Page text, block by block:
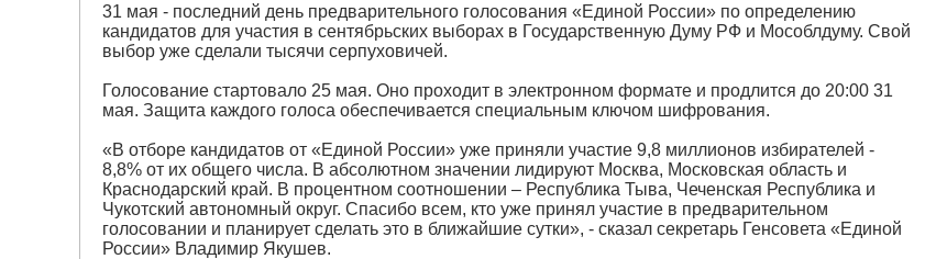
31 мая - последний день предварительного голосования «Единой России» по определению
кандидатов для участия в сентябрьских выборах в Государственную Думу РФ и Мособлдуму. Свой
выбор уже сделали тысячи серпуховичей.
Голосование стартовало 25 мая. Оно проходит в электронном формате и продлится до 20:00 31
мая. Защита каждого голоса обеспечивается специальным ключом шифрования.
«В отборе кандидатов от «Единой России» уже приняли участие 9,8 миллионов избирателей -
8,8% от их общего числа. В абсолютном значении лидируют Москва, Московская область и
Краснодарский край. В процентном соотношении – Республика Тыва, Чеченская Республика и
Чукотский автономный округ. Спасибо всем, кто уже принял участие в предварительном
голосовании и планирует сделать это в ближайшие сутки», - сказал секретарь Генсовета «Единой
России» Владимир Якушев.